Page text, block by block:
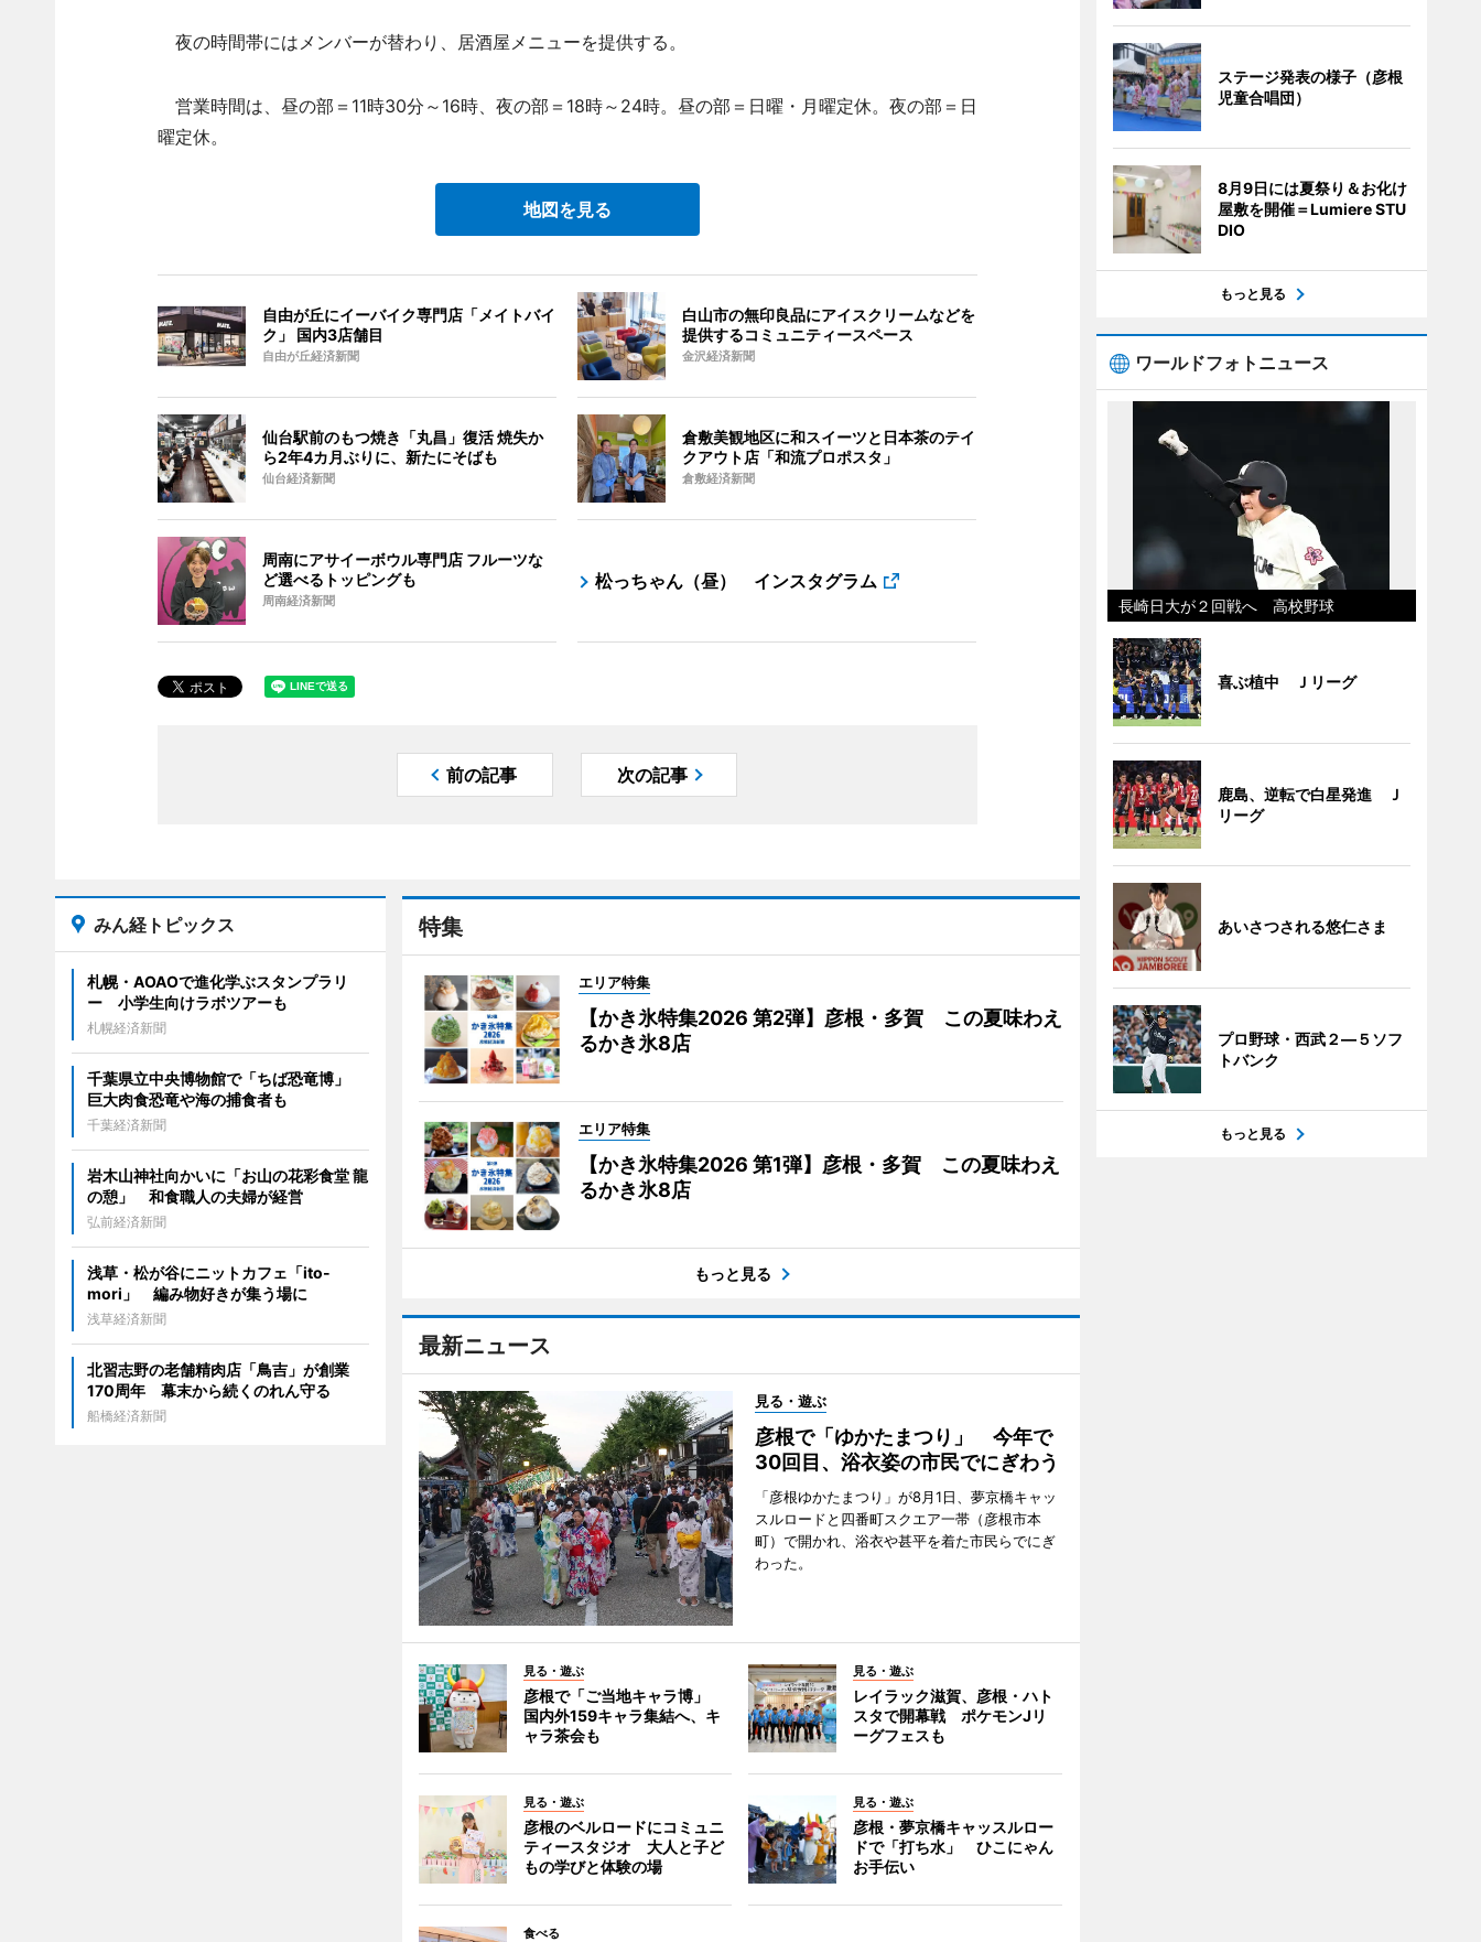
夜の時間帯にはメンバーが替わり、居酒屋メニューを提供する。
営業時間は、昼の部＝11時30分～16時、夜の部＝18時～24時。昼の部＝日曜・月曜定休。夜の部＝日
曜定休。
地図を見る
自由が丘にイーバイク専門店「メイトバイ
ク」 国内3店舗目
自由が丘経済新聞
白山市の無印良品にアイスクリームなどを
提供するコミュニティースペース
金沢経済新聞
仙台駅前のもつ焼き「丸昌」復活 焼失か
ら2年4カ月ぶりに、新たにそばも
仙台経済新聞
倉敷美観地区に和スイーツと日本茶のテイ
クアウト店「和流プロポスタ」
倉敷経済新聞
周南にアサイーボウル専門店 フルーツな
ど選べるトッピングも
周南経済新聞
松っちゃん（昼） インスタグラム
前の記事 次の記事
特集
エリア特集
【かき氷特集2026 第2弾】彦根・多賀 この夏味わえ
るかき氷8店
エリア特集
【かき氷特集2026 第1弾】彦根・多賀 この夏味わえ
るかき氷8店
もっと見る
最新ニュース
見る・遊ぶ
彦根で「ゆかたまつり」 今年で
30回目、浴衣姿の市民でにぎわう
「彦根ゆかたまつり」が8月1日、夢京橋キャッ
スルロードと四番町スクエア一帯（彦根市本
町）で開かれ、浴衣や甚平を着た市民らでにぎ
わった。
見る・遊ぶ
彦根で「ご当地キャラ博」
国内外159キャラ集結へ、キ
ャラ茶会も
見る・遊ぶ
レイラック滋賀、彦根・ハト
スタで開幕戦 ポケモンJリ
ーグフェスも
見る・遊ぶ
彦根のベルロードにコミュニ
ティースタジオ 大人と子ど
もの学びと体験の場
見る・遊ぶ
彦根・夢京橋キャッスルロー
ドで「打ち水」 ひこにゃん
お手伝い
食べる
みん経トピックス
札幌・AOAOで進化学ぶスタンプラリ
ー 小学生向けラボツアーも
札幌経済新聞
千葉県立中央博物館で「ちば恐竜博」
巨大肉食恐竜や海の捕食者も
千葉経済新聞
岩木山神社向かいに「お山の花彩食堂 龍
の憩」 和食職人の夫婦が経営
弘前経済新聞
浅草・松が谷にニットカフェ「ito-
mori」 編み物好きが集う場に
浅草経済新聞
北習志野の老舗精肉店「鳥吉」が創業
170周年 幕末から続くのれん守る
船橋経済新聞
ステージ発表の様子（彦根
児童合唱団）
8月9日には夏祭り＆お化け
屋敷を開催＝Lumiere STU
DIO
もっと見る
ワールドフォトニュース
長崎日大が２回戦へ 高校野球
喜ぶ植中 Ｊリーグ
鹿島、逆転で白星発進 Ｊ
リーグ
あいさつされる悠仁さま
プロ野球・西武２―５ソフ
トバンク
もっと見る